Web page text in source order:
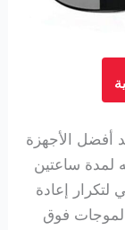
أفضل الأجهزة
لمدة ساعتين
لتكرار إعادة
فوق